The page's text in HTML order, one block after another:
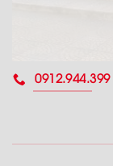
0912.944.399